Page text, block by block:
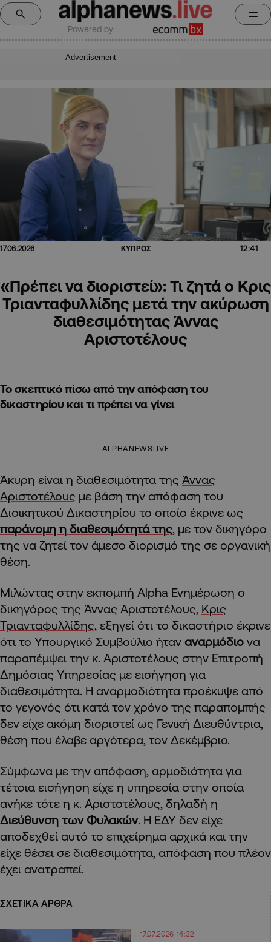
Powered by:
Advertisement
17.06.2026 ΚΥΠΡΟΣ 12:41
«Πρέπει να διοριστεί»: Τι ζητά ο Κρις
Τριανταφυλλίδης μετά την ακύρωση
διαθεσιμότητας Άννας
Αριστοτέλους
Το σκεπτικό πίσω από την απόφαση του
δικαστηρίου και τι πρέπει να γίνει
ALPHANEWSLIVE
Άκυρη είναι η διαθεσιμότητα της Άννας
Αριστοτέλους με βάση την απόφαση του
Διοικητικού Δικαστηρίου το οποίο έκρινε ως
παράνομη η διαθεσιμότητά της, με τον δικηγόρο
της να ζητεί τον άμεσο διορισμό της σε οργανική
θέση.
Μιλώντας στην εκπομπή Alpha Ενημέρωση ο
δικηγόρος της Άννας Αριστοτέλους, Κρις
Τριανταφυλλίδης, εξηγεί ότι το δικαστήριο έκρινε
ότι το Υπουργικό Συμβούλιο ήταν αναρμόδιο να
παραπέμψει την κ. Αριστοτέλους στην Επιτροπή
Δημόσιας Υπηρεσίας με εισήγηση για
διαθεσιμότητα. Η αναρμοδιότητα προέκυψε από
το γεγονός ότι κατά τον χρόνο της παραπομπής
δεν είχε ακόμη διοριστεί ως Γενική Διευθύντρια,
θέση που έλαβε αργότερα, τον Δεκέμβριο.
Σύμφωνα με την απόφαση, αρμοδιότητα για
τέτοια εισήγηση είχε η υπηρεσία στην οποία
ανήκε τότε η κ. Αριστοτέλους, δηλαδή η
Διεύθυνση των Φυλακών. Η ΕΔΥ δεν είχε
αποδεχθεί αυτό το επιχείρημα αρχικά και την
είχε θέσει σε διαθεσιμότητα, απόφαση που πλέον
έχει ανατραπεί.
ΣΧΕΤΙΚΑ ΑΡΘΡΑ
17.07.2026 14:32